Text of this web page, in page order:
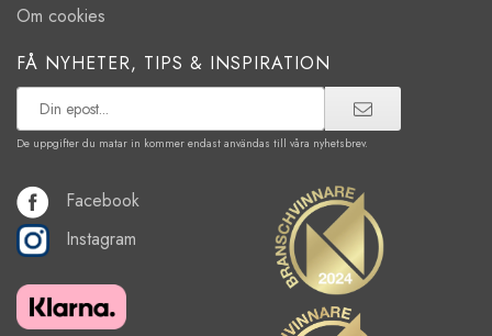
Om cookies
FÅ NYHETER, TIPS & INSPIRATION
De uppgifter du matar in kommer endast användas till våra nyhetsbrev.
Facebook
Instagram